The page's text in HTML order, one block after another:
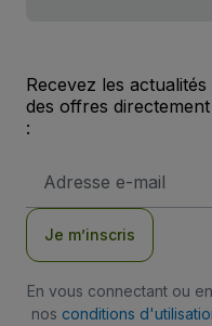
Recevez les
des offres
:
e-
Je m’inscris
En vous connectant ou
nos conditions